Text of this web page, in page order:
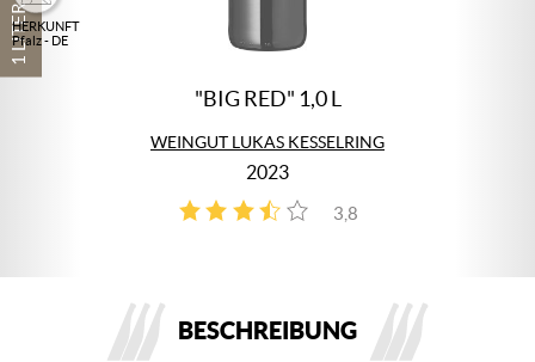
1 LITER
HERKUNFT
Pfalz - DE
"BIG RED" 1,0 L
WEINGUT LUKAS KESSELRING
2023
3,8
4
BESCHREIBUNG